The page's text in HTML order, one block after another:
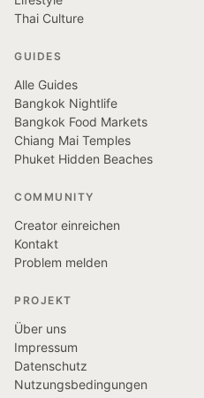
Thai Culture
GUIDES
Alle Guides
Bangkok Nightlife
Bangkok Food Markets
Chiang Mai Temples
Phuket Hidden Beaches
COMMUNITY
Creator einreichen
Kontakt
Problem melden
PROJEKT
Über uns
Impressum
Datenschutz
Nutzungsbedingungen